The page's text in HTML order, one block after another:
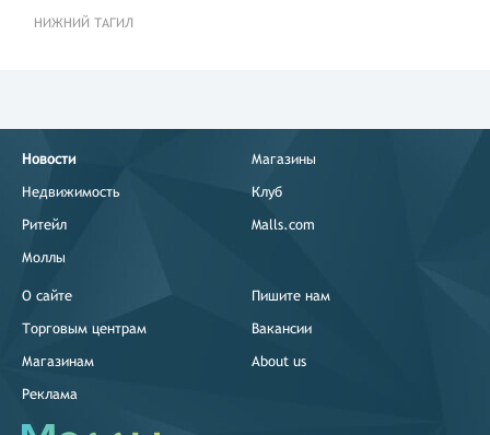
НИЖНИЙ ТАГИЛ
Новости
Недвижимость
Ритейл
Моллы
Магазины
Клуб
Malls.com
О сайте
Торговым центрам
Магазинам
Реклама
Пишите нам
Вакансии
About us